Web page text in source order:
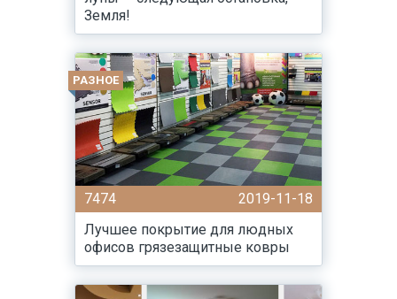
Земля!
РАЗНОЕ
7474
2019-11-18
Лучшее покрытие для людных
офисов грязезащитные ковры